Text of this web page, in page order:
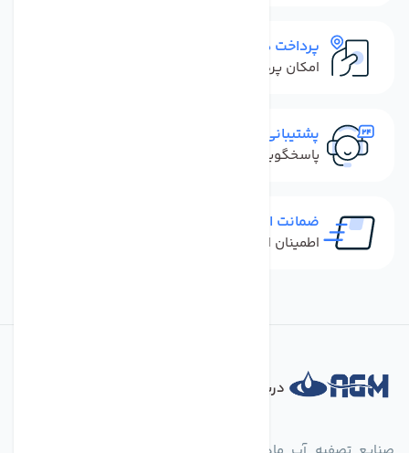
پرداخت در محل
امکان پرداخت کل فاکتور در محل
پشتیبانی سریع
پاسخگویی سریع به تماس‌ها و پیام‌ها
ضمانت اصل بودن کالا
اطمینان از خرید کالای اورجینال
درباره فروشگاه